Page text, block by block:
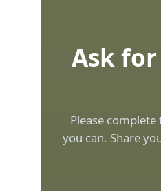
👉 Ask
Please
you can. Share